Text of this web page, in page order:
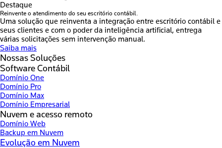
Destaque
Reinvente o atendimento do seu escritório contábil.
Uma solução que reinventa a integração entre escritório contábil e
seus clientes e com o poder da inteligência artificial, entrega
várias solicitações sem intervenção manual.
Saiba mais
Nossas Soluções
Software Contábil
Domínio One
Domínio Pro
Domínio Max
Domínio Empresarial
Nuvem e acesso remoto
Domínio Web
Backup em Nuvem
Evolução em Nuvem